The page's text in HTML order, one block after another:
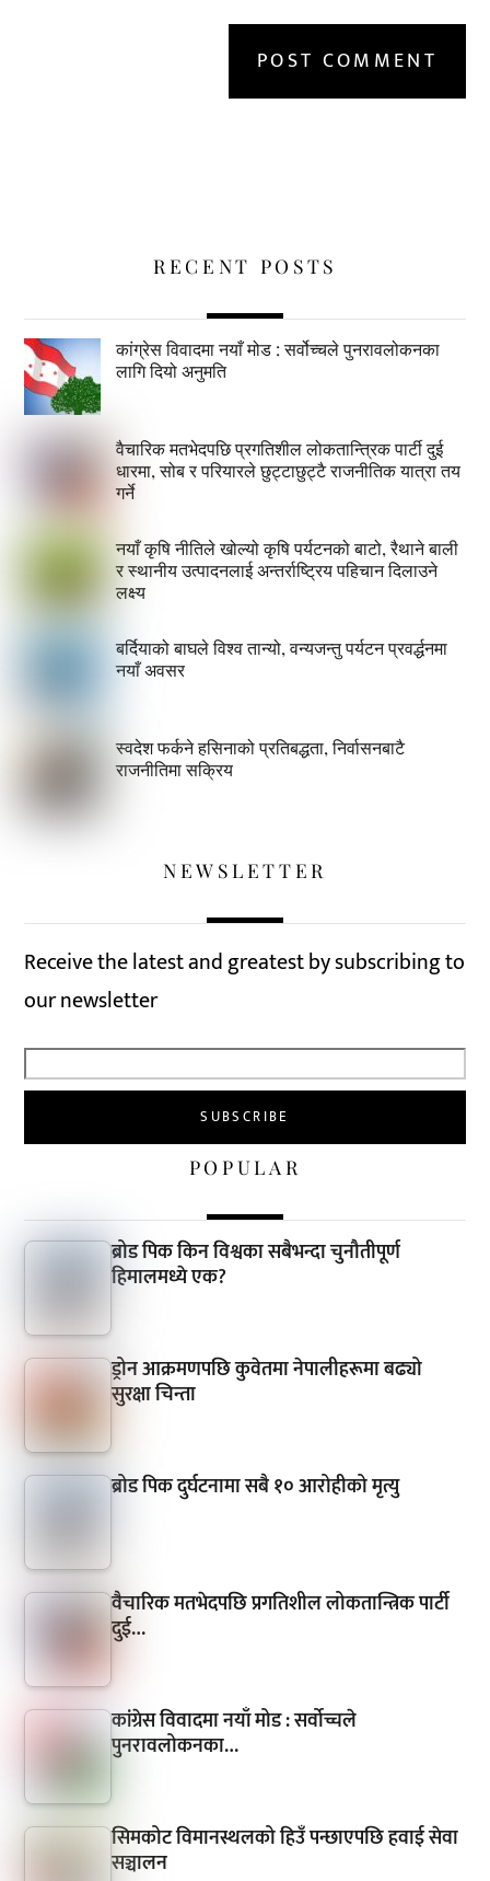
RECENT POSTS
कांग्रेस विवादमा नयाँ मोड : सर्वोच्चले पुनरावलोकनका
लागि दियो अनुमति
वैचारिक मतभेदपछि प्रगतिशील लोकतान्त्रिक पार्टी दुई
धारमा, सोब र परियारले छुट्टाछुट्टै राजनीतिक यात्रा तय
गर्ने
नयाँ कृषि नीतिले खोल्यो कृषि पर्यटनको बाटो, रैथाने बाली
र स्थानीय उत्पादनलाई अन्तर्राष्ट्रिय पहिचान दिलाउने
लक्ष्य
बर्दियाको बाघले विश्व तान्यो, वन्यजन्तु पर्यटन प्रवर्द्धनमा
नयाँ अवसर
स्वदेश फर्कने हसिनाको प्रतिबद्धता, निर्वासनबाटै
राजनीतिमा सक्रिय
NEWSLETTER
Receive the latest and greatest by subscribing to
our newsletter
POPULAR
ब्रोड पिक किन विश्वका सबैभन्दा चुनौतीपूर्ण
हिमालमध्ये एक?
ड्रोन आक्रमणपछि कुवेतमा नेपालीहरूमा बढ्यो
सुरक्षा चिन्ता
ब्रोड पिक दुर्घटनामा सबै १० आरोहीको मृत्यु
वैचारिक मतभेदपछि प्रगतिशील लोकतान्त्रिक पार्टी
दुई…
कांग्रेस विवादमा नयाँ मोड : सर्वोच्चले
पुनरावलोकनका…
सिमकोट विमानस्थलको हिउँ पन्छाएपछि हवाई सेवा
सञ्चालन